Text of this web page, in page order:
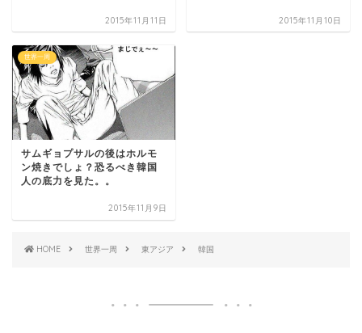
2015年11月11日 2015年11月10日
世界一周
サムギョプサルの後はホルモ
ン焼きでしょ？恐るべき韓国
人の底力を見た。。
2015年11月9日
HOME 世界一周 東アジア 韓国